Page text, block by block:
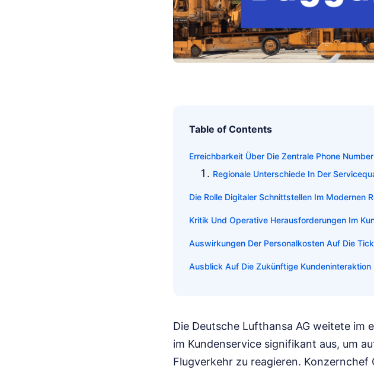
Table of Contents
Erreichbarkeit Über Die Zentrale Phone
Regionale Unterschiede In Der
Die Rolle Digitaler Schnittstellen Im Modernen
Kritik Und Operative Herausforderungen Im
Auswirkungen Der Personalkosten Auf Die
Ausblick Auf Die Zukünftige Kundeninteraktion
Die Deutsche Lufthansa AG weitete im
im Kundenservice signifikant aus, um
Flugverkehr zu reagieren.